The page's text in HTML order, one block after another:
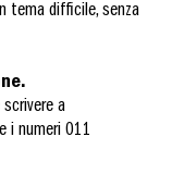
tema difficile, senza
a
i numeri 011